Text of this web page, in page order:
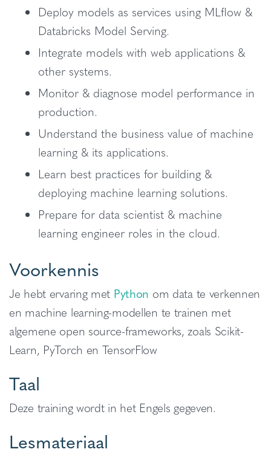
Deploy models as services using MLflow &
Databricks Model Serving.
Integrate models with web applications &
other systems.
Monitor & diagnose model performance in
production.
Understand the business value of machine
learning & its applications.
Learn best practices for building &
deploying machine learning solutions.
Prepare for data scientist & machine
learning engineer roles in the cloud.
Voorkennis
Je hebt ervaring met Python om data te verkennen
en machine learning-modellen te trainen met
algemene open source-frameworks, zoals Scikit-
Learn, PyTorch en TensorFlow
Taal
Deze training wordt in het Engels gegeven.
Lesmateriaal